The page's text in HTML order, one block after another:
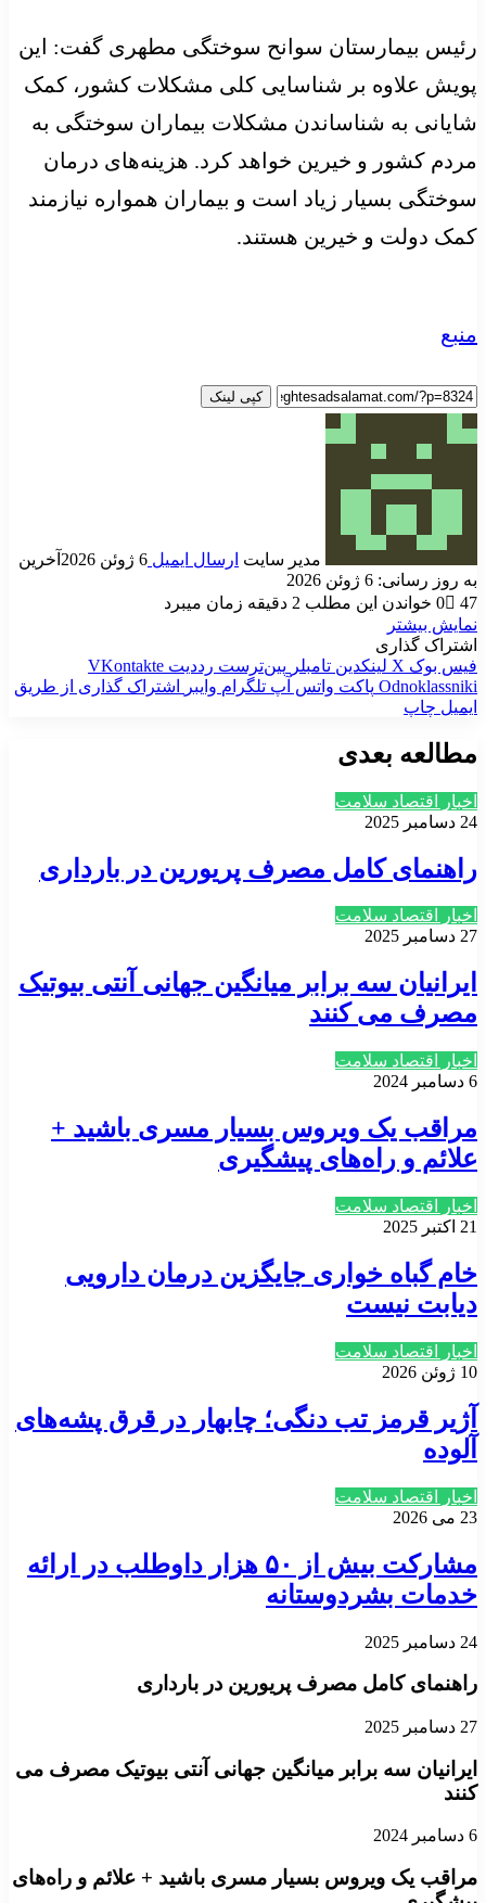
رئیس بیمارستان سوانح سوختگی مطهری گفت: این
پویش علاوه بر شناسایی کلی مشکلات کشور، کمک
شایانی به شناساندن مشکلات بیماران سوختگی به
مردم کشور و خیرین خواهد کرد. هزینه‌های درمان
سوختگی بسیار زیاد است و بیماران همواره نیازمند
کمک دولت و خیرین هستند.
منبع
کپی لینک
مدیر سایت ارسال ایمیل 6 ژوئن 2026
آخرین
به روز رسانی: 6 ژوئن 2026
0
47
خواندن این مطلب 2 دقیقه زمان میبرد
نمایش بیشتر
اشتراک گذاری
فیس بوک X لینکدین ‫تامبلر ‫پین‌ترست ‫رددیت ‫VKontakte
‫Odnoklassniki پاکت واتس آپ تلگرام وایبر
اشتراک گذاری از طریق
ایمیل چاپ
مطالعه بعدی
اخبار اقتصاد سلامت
24 دسامبر 2025
راهنمای کامل مصرف پریورین در بارداری
اخبار اقتصاد سلامت
27 دسامبر 2025
ایرانیان سه برابر میانگین جهانی آنتی بیوتیک
مصرف می کنند
اخبار اقتصاد سلامت
6 دسامبر 2024
مراقب یک ویروس بسیار مسری باشید +
علائم و راه‌های پیشگیری
اخبار اقتصاد سلامت
21 اکتبر 2025
خام گباه خواری جایگزین درمان دارویی
دیابت نیست
اخبار اقتصاد سلامت
10 ژوئن 2026
آژیر قرمز تب دنگی؛ چابهار در قرق پشه‌های
آلوده
اخبار اقتصاد سلامت
23 می 2026
مشارکت بیش از ۵۰ هزار داوطلب در ارائه
خدمات بشردوستانه
24 دسامبر 2025
راهنمای کامل مصرف پریورین در بارداری
27 دسامبر 2025
ایرانیان سه برابر میانگین جهانی آنتی بیوتیک مصرف می
کنند
6 دسامبر 2024
مراقب یک ویروس بسیار مسری باشید + علائم و راه‌های